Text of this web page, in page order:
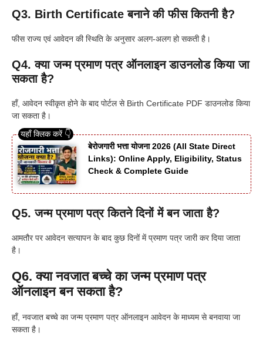
Q3. Birth Certificate बनाने की फीस कितनी है?
फीस राज्य एवं आवेदन की स्थिति के अनुसार अलग-अलग हो सकती है।
Q4. क्या जन्म प्रमाण पत्र ऑनलाइन डाउनलोड किया जा
सकता है?
हाँ, आवेदन स्वीकृत होने के बाद पोर्टल से Birth Certificate PDF डाउनलोड किया
जा सकता है।
बेरोजगारी भत्ता योजना 2026 (All State Direct
Links): Online Apply, Eligibility, Status
Check & Complete Guide
Q5. जन्म प्रमाण पत्र कितने दिनों में बन जाता है?
आमतौर पर आवेदन सत्यापन के बाद कुछ दिनों में प्रमाण पत्र जारी कर दिया जाता
है।
Q6. क्या नवजात बच्चे का जन्म प्रमाण पत्र
ऑनलाइन बन सकता है?
हाँ, नवजात बच्चे का जन्म प्रमाण पत्र ऑनलाइन आवेदन के माध्यम से बनवाया जा
सकता है।